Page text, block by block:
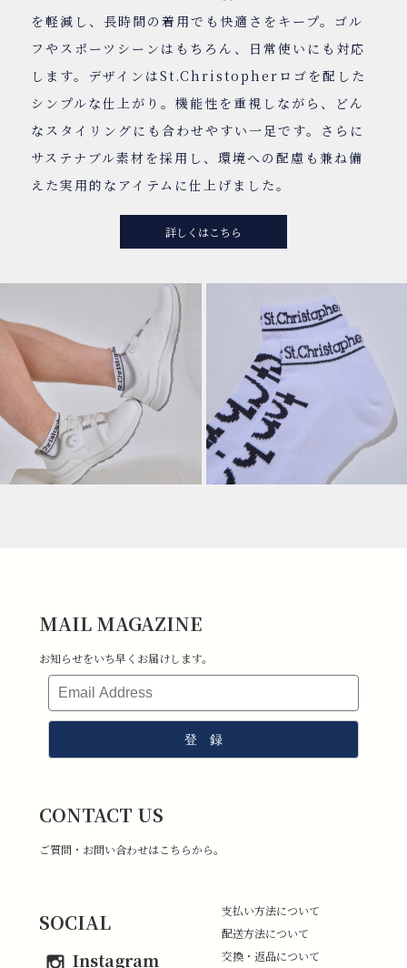
を軽減し、長時間の着用でも快適さをキープ。ゴル
フやスポーツシーンはもちろん、日常使いにも対応
します。デザインはSt.Christopherロゴを配した
シンプルな仕上がり。機能性を重視しながら、どん
なスタイリングにも合わせやすい一足です。さらに
サステナブル素材を採用し、環境への配慮も兼ね備
えた実用的なアイテムに仕上げました。
詳しくはこちら
MAIL MAGAZINE
お知らせをいち早くお届けします。
CONTACT US
ご質問・お問い合わせはこちらから。
支払い方法について
配送方法について
交換・返品について
SOCIAL
Instagram